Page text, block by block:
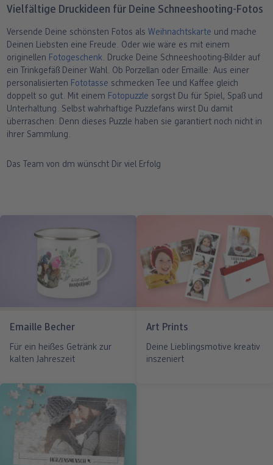
Vielfältige Druckideen für Deine Schneeshooting-Fotos
Versende Deine schönsten Fotos alsWeihnachtskarte und mache
Deinen Liebsten eine Freude. Oder wie wäre es mit einem
originellen Fotogeschenk. Drucke Deine Schneeshooting-Bilder auf
ein Trinkgefäß Deiner Wahl. Ob Porzellan oder Emaille: Aus einer
personalisierten Fototasse schmecken Tee und Kaffee gleich
doppelt so gut. Mit einem Fotopuzzle sorgst Du für Spiel, Spaß und
Unterhaltung. Selbst wahrhaftige Puzzlefans wirst Du damit
überraschen: Denn dieses Puzzle haben sie garantiert noch nicht in
ihrer Sammlung.
Das Team von dm wünscht Dir viel Erfolg
Emaille Becher
Für ein heißes Getränk zur
kalten Jahreszeit
Art Prints
Deine Lieblingsmotive kreativ
inszeniert